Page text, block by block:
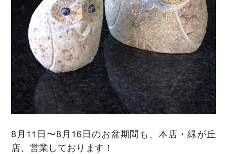
8月11日〜8月16日のお盆期間も、本店・緑が丘
店、営業しております！